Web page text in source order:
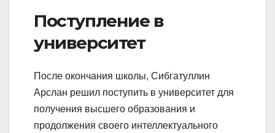
Поступление в
университет
После окончания школы, Сибгатуллин
Арслан решил поступить в университет для
получения высшего образования и
продолжения своего интеллектуального